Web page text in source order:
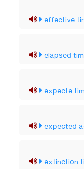
effective
elapsed
expecte
expected
extinction